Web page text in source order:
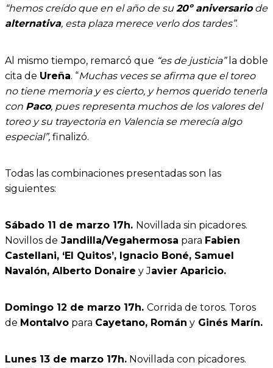
“hemos creído que en el año de su 20º aniversariode
alternativa, esta plaza merece verlo dos tardes”.
Al mismo tiempo, remarcó que “es de justicia”la doble
cita de Ureña. “Muchas veces se afirma que el toreo
no tiene memoria y es cierto, y hemos querido tenerla
con Paco, pues representa muchos de los valores del
toreo y su trayectoria en Valencia se merecía algo
especial”, finalizó.
Todas las combinaciones presentadas son las
siguientes:
Sábado 11 de marzo 17h. Novillada sin picadores.
Novillos de Jandilla/Vegahermosa para Fabien
Castellani, ‘El Quitos’, Ignacio Boné, Samuel
Navalón, Alberto Donaire y Javier Aparicio.
Domingo 12 de marzo 17h. Corrida de toros. Toros
de Montalvo para Cayetano, Román y Ginés Marín.
Lunes 13 de marzo 17h. Novillada con picadores.